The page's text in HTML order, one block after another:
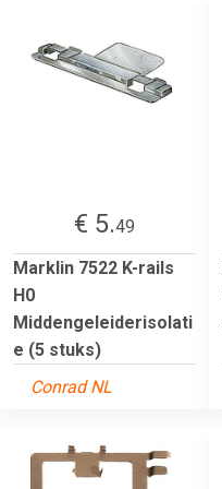
€ 5.49
Marklin 7522 K-rails
H0
Middengeleiderisolati
e (5 stuks)
Conrad NL